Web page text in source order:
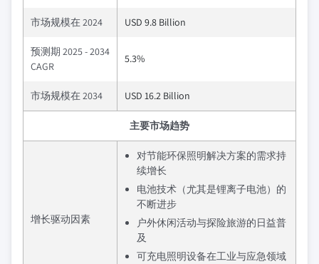
市场规模在 2024 USD 9.8 Billion
预测期 2025 - 2034
CAGR
5.3%
市场规模在 2034 USD 16.2 Billion
主要市场趋势
增长驱动因素
对节能环保照明解决方案的需求持
续增长
电池技术（尤其是锂离子电池）的
不断进步
户外休闲活动与探险旅游的日益普
及
可充电照明设备在工业与应急领域